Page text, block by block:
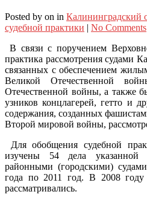
Posted by on in Калининградский
судебной практики | No Comments
В связи с поручением
практика рассмотрения судами
связанных с обеспечением
Великой Отечественной
Отечественной войны, а также
узников концлагерей, гетто и
содержания, созданных
Второй мировой войны,
Для обобщения судебной
изучены 54 дела указанной
районными (городскими)
года по 2011 год. В 2008 году
рассматривались.